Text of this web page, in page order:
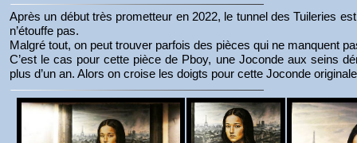
Après un début très prometteur en 2022, le tunnel des Tuileries
n’étouffe pas.
Malgré tout, on peut trouver parfois des pièces qui ne manquent
C’est le cas pour cette pièce de Pboy, une Joconde aux seins
plus d’un an. Alors on croise les doigts pour cette Joconde